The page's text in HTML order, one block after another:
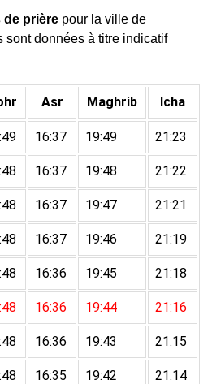
de prière pour la ville de
sont données à titre indicatif
Asr Maghrib Icha
16:37 19:49 21:23
16:37 19:48 21:22
16:37 19:47 21:21
16:37 19:46 21:19
16:36 19:45 21:18
16:36 19:44 21:16
16:36 19:43 21:15
16:35 19:42 21:14